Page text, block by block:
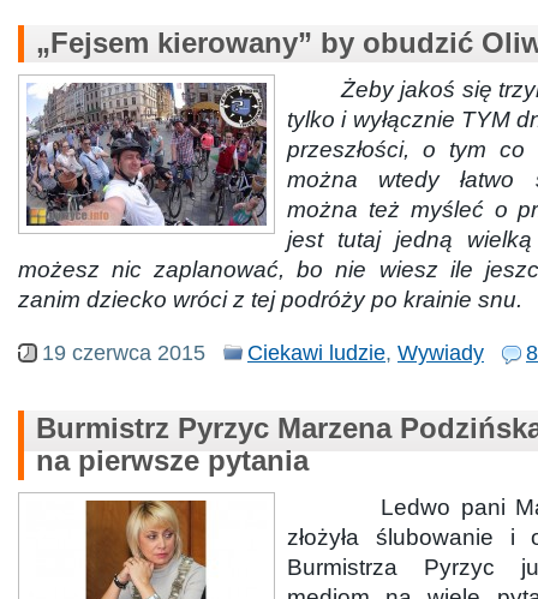
„Fejsem kierowany” by obudzić
Żeby jakoś się
tylko i wyłącznie TYM
przeszłości, o tym co
można wtedy łatwo
można też myśleć o
jest tutaj jedną
możesz nic zaplanować, bo nie wiesz ile
zanim dziecko wróci z tej podróży po krainie snu.
19 czerwca 2015 Ciekawi ludzie, Wywiady
Burmistrz Pyrzyc Marzena
na pierwsze pytania
Ledwo pani
złożyła ślubowanie i
Burmistrza Pyrzyc